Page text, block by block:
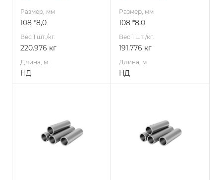
Размер, мм
108 *8,0
Вес 1 шт./кг.
220.976 кг
Длина, м
НД
Размер, мм
108 *8,0
Вес 1 шт./кг.
191.776 кг
Длина, м
НД